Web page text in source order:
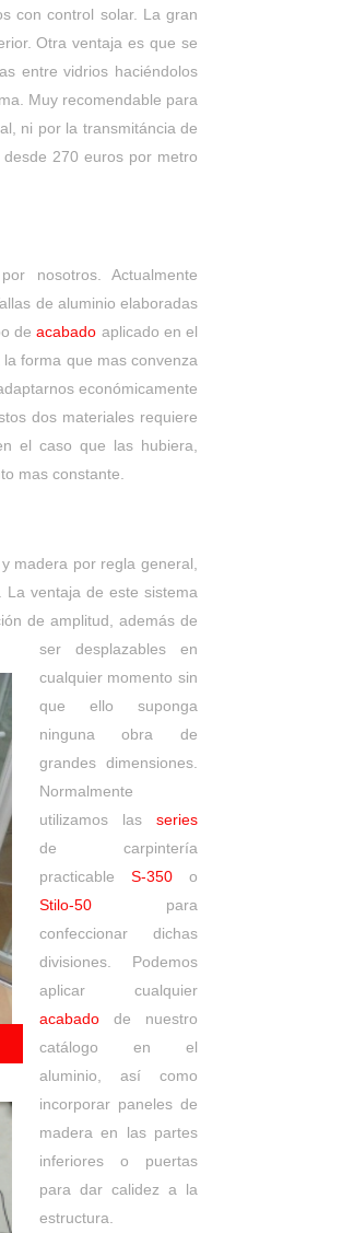
con control solar. La gran
Otra ventaja es que se
entre vidrios haciéndolos
Muy recomendable para
ni por la transmitáncia de
270 euros por metro
nosotros. Actualmente
de aluminio elaboradas
deacabado aplicado en el
forma que mas convenza
económicamente
dos materiales requiere
el caso que las hubiera,
mas constante.
madera por regla general,
ventaja de este sistema
de amplitud, además de
ser desplazables en
cualquier momento sin
que ello suponga
ninguna obra de
grandes dimensiones.
Normalmente
utilizamos las series
de carpintería
practicable S-350 o
Stilo-50 para
confeccionar dichas
divisiones. Podemos
aplicar cualquier
acabado de nuestro
catálogo en el
aluminio, así como
incorporar paneles de
madera en las partes
inferiores o puertas
para dar calidez a la
estructura.